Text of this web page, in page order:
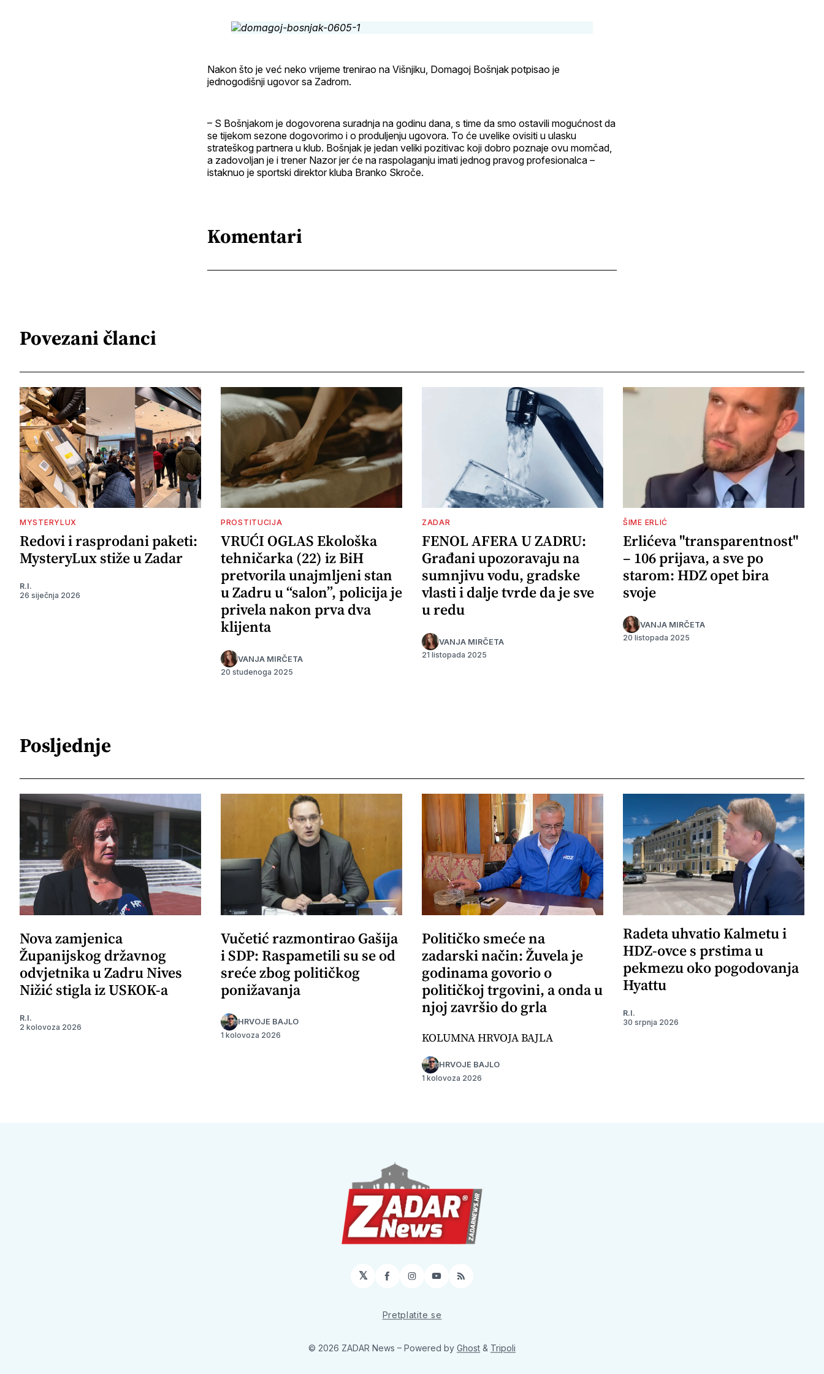
Nakon što je već neko vrijeme trenirao na Višnjiku, Domagoj Bošnjak potpisao je
jednogodišnji ugovor sa Zadrom.
– S Bošnjakom je dogovorena suradnja na godinu dana, s time da smo ostavili mogućnost da
se tijekom sezone dogovorimo i o produljenju ugovora. To će uvelike ovisiti u ulasku
strateškog partnera u klub. Bošnjak je jedan veliki pozitivac koji dobro poznaje ovu momčad,
a zadovoljan je i trener Nazor jer će na raspolaganju imati jednog pravog profesionalca –
istaknuo je sportski direktor kluba Branko Skroče.
Komentari
Povezani članci
MYSTERYLUX
Redovi i rasprodani paketi:
MysteryLux stiže u Zadar
R.I.
26 siječnja 2026
PROSTITUCIJA
VRUĆI OGLAS Ekološka
tehničarka (22) iz BiH
pretvorila unajmljeni stan
u Zadru u “salon”, policija je
privela nakon prva dva
klijenta
VANJA MIRČETA
20 studenoga 2025
ZADAR
FENOL AFERA U ZADRU:
Građani upozoravaju na
sumnjivu vodu, gradske
vlasti i dalje tvrde da je sve
u redu
VANJA MIRČETA
21 listopada 2025
ŠIME ERLIĆ
Erlićeva "transparentnost"
– 106 prijava, a sve po
starom: HDZ opet bira
svoje
VANJA MIRČETA
20 listopada 2025
Posljednje
Nova zamjenica
Županijskog državnog
odvjetnika u Zadru Nives
Nižić stigla iz USKOK-a
R.I.
2 kolovoza 2026
Vučetić razmontirao Gašija
i SDP: Raspametili su se od
sreće zbog političkog
ponižavanja
HRVOJE BAJLO
1 kolovoza 2026
Političko smeće na
zadarski način: Žuvela je
godinama govorio o
političkoj trgovini, a onda u
njoj završio do grla
KOLUMNA HRVOJA BAJLA
HRVOJE BAJLO
1 kolovoza 2026
Radeta uhvatio Kalmetu i
HDZ-ovce s prstima u
pekmezu oko pogodovanja
Hyattu
R.I.
30 srpnja 2026
𝕏 Facebook
Instagram
YouTube
RSS
Pretplatite se
© 2026 ZADAR News – Powered by Ghost & Tripoli